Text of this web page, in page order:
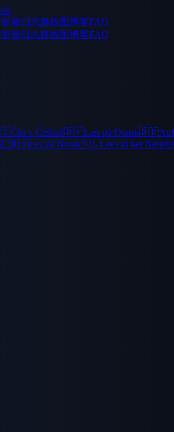
更新日志路线图博客FAQ
更新日志路线图博客FAQ
Číst v Češtině🇩🇰Læs på Dansk🇩🇪
🇳🇴Les på Norsk🇳🇱Lees in het